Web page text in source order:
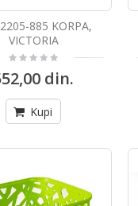
885 KORPA,
VICTORIA
din.
Kupi